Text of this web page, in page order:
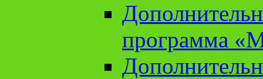
программа